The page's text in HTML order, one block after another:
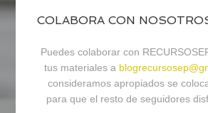
COLABORA CON
Puedes colaborar con
tus materiales a
consideramos apropiados se
para que el resto de seguidores